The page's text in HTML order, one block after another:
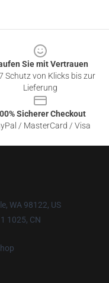
Sie mit Vertrauen
Schutz von Klicks bis zur
Lieferung
Sicherer Checkout
/ MasterCard / Visa
WA 98122, US
1025, CN